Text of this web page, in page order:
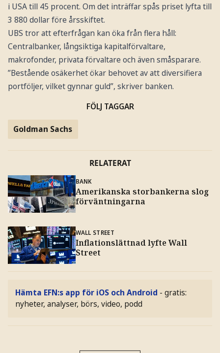
i USA till 45 procent. Om det inträffar spås priset lyfta till
3 880 dollar före årsskiftet.
UBS tror att efterfrågan kan öka från flera håll:
Centralbanker, långsiktiga kapitalförvaltare,
makrofonder, privata förvaltare och även småsparare.
”Bestående osäkerhet ökar behovet av att diversifiera
portföljer, vilket gynnar guld”, skriver banken.
FÖLJ TAGGAR
Goldman Sachs
RELATERAT
BANK
Amerikanska storbankerna slog
förväntningarna
WALL STREET
Inflationslättnad lyfte Wall
Street
Hämta EFN:s app för iOS och Android - gratis:
nyheter, analyser, börs, video, podd